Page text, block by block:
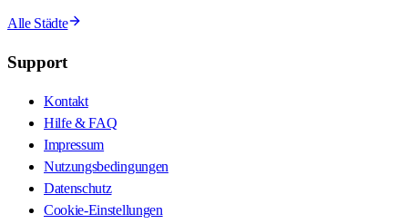
Alle Städte
Support
Kontakt
Hilfe & FAQ
Impressum
Nutzungsbedingungen
Datenschutz
Cookie-Einstellungen